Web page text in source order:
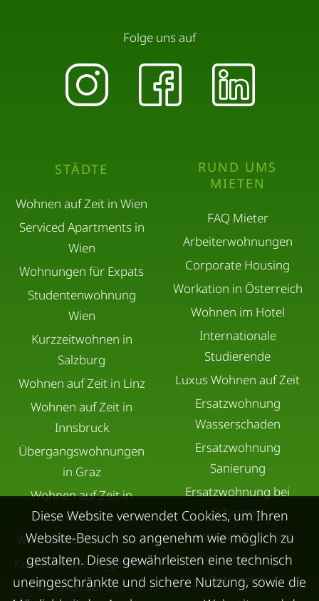
STÄDTE
Wohnen auf Zeit in Wien
Serviced Apartments in
Wien
Wohnungen für Expats
Studentenwohnung
Wien
Kurzzeitwohnen in
Salzburg
Wohnen auf Zeit in Linz
Wohnen auf Zeit in
Innsbruck
Übergangswohnungen
in Graz
Wohnen auf Zeit in
Villach
Wohnen auf Zeit in Wels
Kurzzeitmiete Klagenfurt
Wohnen auf Zeit
RUND UMS
MIETEN
FAQ Mieter
Arbeiterwohnungen
Corporate Housing
Workation in Österreich
Wohnen im Hotel
Internationale
Studierende
Luxus Wohnen auf Zeit
Ersatzwohnung
Wasserschaden
Ersatzwohnung
Sanierung
Ersatzwohnung bei
Schimmel
Trennungswohnung
Filmförderung
Österreich
Folge uns auf
Diese Website verwendet Cookies, um Ihren
Website-Besuch so angenehm wie möglich zu
gestalten. Diese gewährleisten eine technisch
uneingeschränkte und sichere Nutzung, sowie die